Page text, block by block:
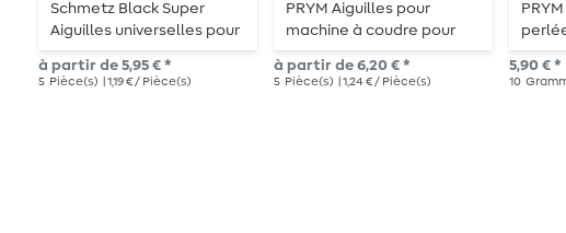
Schmetz Black Super
Aiguilles universelles pour
machines à coudre
à partir de 5,95 € *
5 Pièce(s) | 1,19 € / Pièce(s)
PRYM Aiguilles pour
machine à coudre pour
jeans
à partir de 6,20 € *
5 Pièce(s) | 1,24 € / Pièce(s)
5,90 € *
10